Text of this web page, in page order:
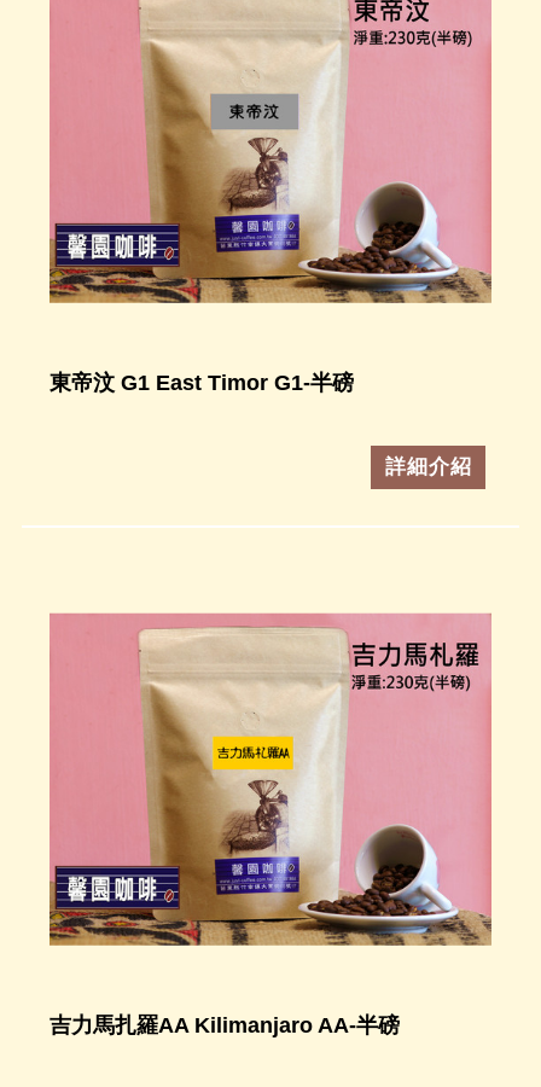
東帝汶 G1 East Timor G1-半磅
詳細介紹
吉力馬扎羅AA Kilimanjaro AA-半磅